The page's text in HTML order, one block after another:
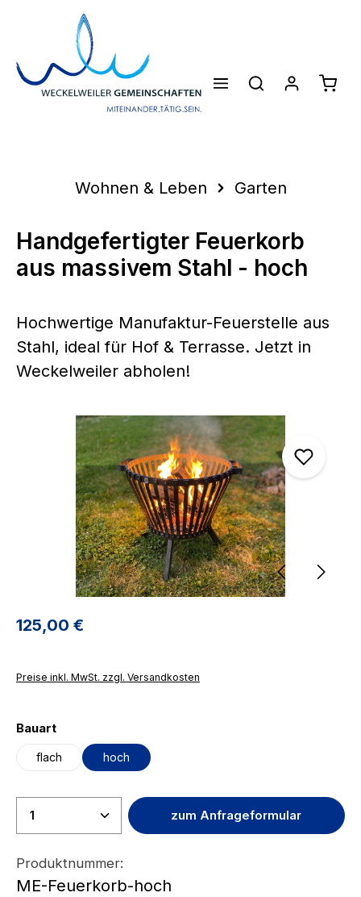
Zum Hauptinhalt springen
Wohnen & Leben Garten
Handgefertigter Feuerkorb
aus massivem Stahl - hoch
Hochwertige Manufaktur-Feuerstelle aus
Stahl, ideal für Hof & Terrasse. Jetzt in
Weckelweiler abholen!
Bildergalerie überspringen
Regulärer Preis:
125,00 €
Preise inkl. MwSt. zzgl. Versandkosten
Bauartauswählen
flach hoch
Produkt Anzahl: Gib den
zum Anfrageformular
Produktnummer:
ME-Feuerkorb-hoch